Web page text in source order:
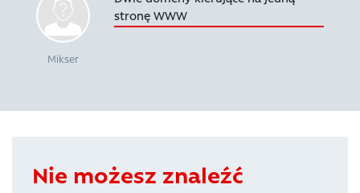
Mikser
stronę WWW
Nie możesz znaleźć